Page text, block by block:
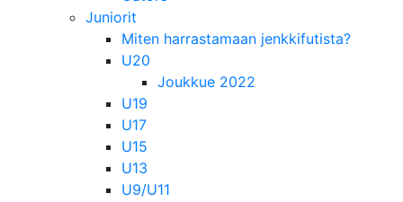
Juniorit
Miten harrastamaan jenkkifutista?
U20
Joukkue 2022
U19
U17
U15
U13
U9/U11